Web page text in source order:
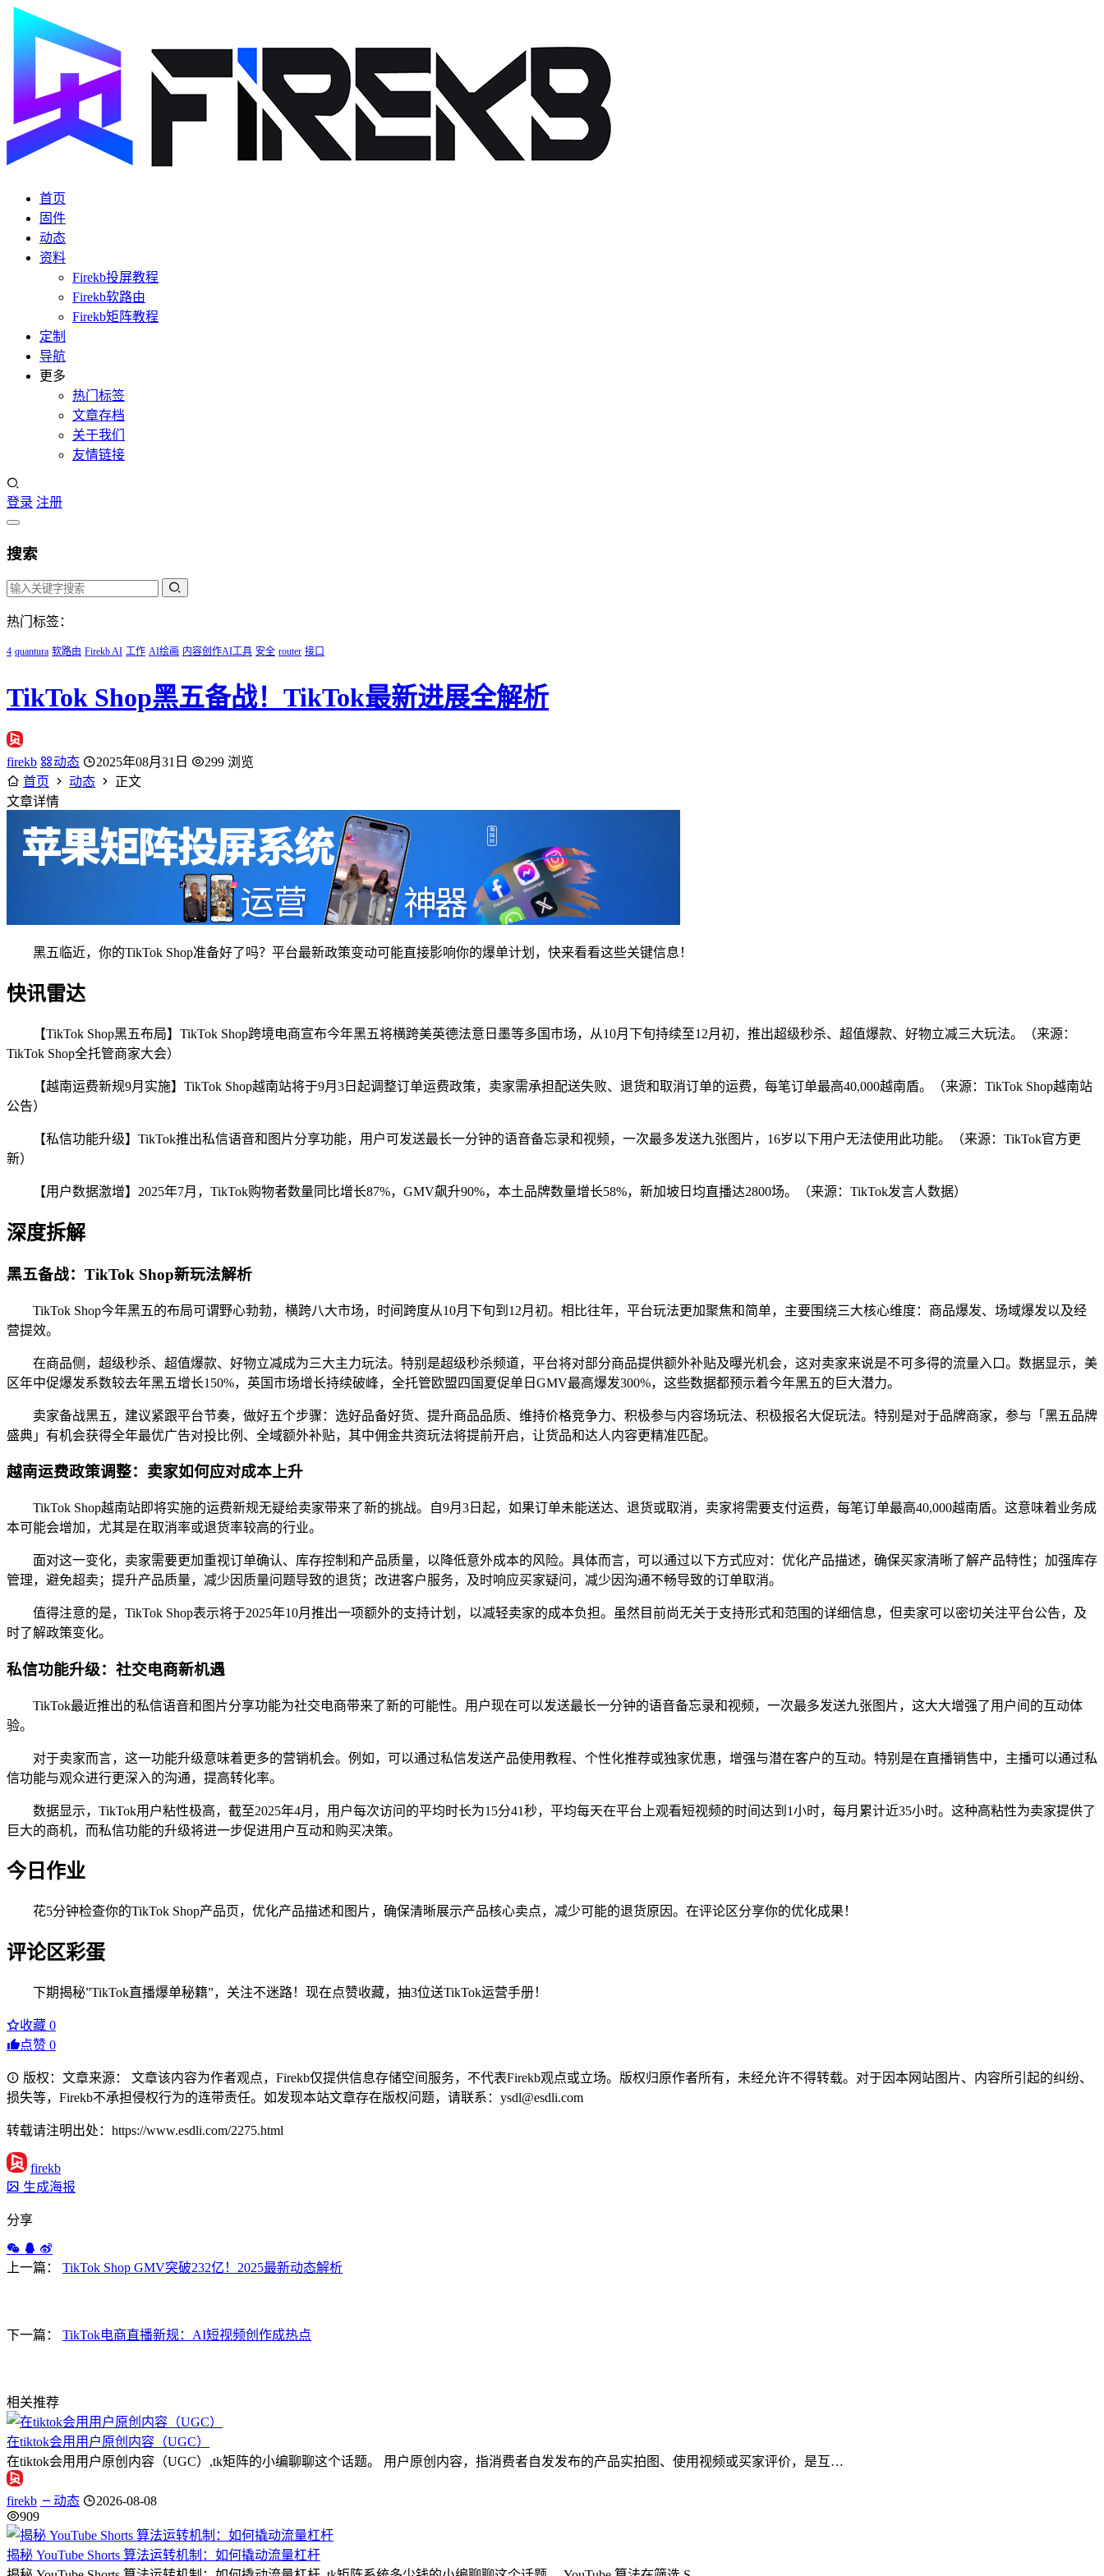
首页
固件
动态
资料
Firekb投屏教程
Firekb软路由
Firekb矩阵教程
定制
导航
更多
热门标签
文章存档
关于我们
友情链接
登录 注册
搜索
热门标签：
4 quantura 软路由 Firekb AI 工作 AI绘画 内容创作AI工具 安全 router 接口
TikTok Shop黑五备战！TikTok最新进展全解析
firekb 动态 2025年08月31日
299 浏览
首页
动态
正文
文章详情
黑五临近，你的TikTok Shop准备好了吗？平台最新政策变动可能直接影响你的爆单计划，快来看看这些关键信息！
快讯雷达
【TikTok Shop黑五布局】TikTok Shop跨境电商宣布今年黑五将横跨美英德法意日墨等多国市场，从10月下旬持续至12月初，推出超级秒杀、超值爆款、好物立减三大玩法。（来源：
TikTok Shop全托管商家大会）
【越南运费新规9月实施】TikTok Shop越南站将于9月3日起调整订单运费政策，卖家需承担配送失败、退货和取消订单的运费，每笔订单最高40,000越南盾。（来源：TikTok Shop越南站
公告）
【私信功能升级】TikTok推出私信语音和图片分享功能，用户可发送最长一分钟的语音备忘录和视频，一次最多发送九张图片，16岁以下用户无法使用此功能。（来源：TikTok官方更
新）
【用户数据激增】2025年7月，TikTok购物者数量同比增长87%，GMV飙升90%，本土品牌数量增长58%，新加坡日均直播达2800场。（来源：TikTok发言人数据）
深度拆解
黑五备战：TikTok Shop新玩法解析
TikTok Shop今年黑五的布局可谓野心勃勃，横跨八大市场，时间跨度从10月下旬到12月初。相比往年，平台玩法更加聚焦和简单，主要围绕三大核心维度：商品爆发、场域爆发以及经
营提效。
在商品侧，超级秒杀、超值爆款、好物立减成为三大主力玩法。特别是超级秒杀频道，平台将对部分商品提供额外补贴及曝光机会，这对卖家来说是不可多得的流量入口。数据显示，美
区年中促爆发系数较去年黑五增长150%，英国市场增长持续破峰，全托管欧盟四国夏促单日GMV最高爆发300%，这些数据都预示着今年黑五的巨大潜力。
卖家备战黑五，建议紧跟平台节奏，做好五个步骤：选好品备好货、提升商品品质、维持价格竞争力、积极参与内容场玩法、积极报名大促玩法。特别是对于品牌商家，参与「黑五品牌
盛典」有机会获得全年最优广告对投比例、全域额外补贴，其中佣金共资玩法将提前开启，让货品和达人内容更精准匹配。
越南运费政策调整：卖家如何应对成本上升
TikTok Shop越南站即将实施的运费新规无疑给卖家带来了新的挑战。自9月3日起，如果订单未能送达、退货或取消，卖家将需要支付运费，每笔订单最高40,000越南盾。这意味着业务成
本可能会增加，尤其是在取消率或退货率较高的行业。
面对这一变化，卖家需要更加重视订单确认、库存控制和产品质量，以降低意外成本的风险。具体而言，可以通过以下方式应对：优化产品描述，确保买家清晰了解产品特性；加强库存
管理，避免超卖；提升产品质量，减少因质量问题导致的退货；改进客户服务，及时响应买家疑问，减少因沟通不畅导致的订单取消。
值得注意的是，TikTok Shop表示将于2025年10月推出一项额外的支持计划，以减轻卖家的成本负担。虽然目前尚无关于支持形式和范围的详细信息，但卖家可以密切关注平台公告，及
时了解政策变化。
私信功能升级：社交电商新机遇
TikTok最近推出的私信语音和图片分享功能为社交电商带来了新的可能性。用户现在可以发送最长一分钟的语音备忘录和视频，一次最多发送九张图片，这大大增强了用户间的互动体
验。
对于卖家而言，这一功能升级意味着更多的营销机会。例如，可以通过私信发送产品使用教程、个性化推荐或独家优惠，增强与潜在客户的互动。特别是在直播销售中，主播可以通过私
信功能与观众进行更深入的沟通，提高转化率。
数据显示，TikTok用户粘性极高，截至2025年4月，用户每次访问的平均时长为15分41秒，平均每天在平台上观看短视频的时间达到1小时，每月累计近35小时。这种高粘性为卖家提供了
巨大的商机，而私信功能的升级将进一步促进用户互动和购买决策。
今日作业
花5分钟检查你的TikTok Shop产品页，优化产品描述和图片，确保清晰展示产品核心卖点，减少可能的退货原因。在评论区分享你的优化成果！
评论区彩蛋
下期揭秘”TikTok直播爆单秘籍”，关注不迷路！现在点赞收藏，抽3位送TikTok运营手册！
收藏 0
点赞 0
版权：文章来源： 文章该内容为作者观点，Firekb仅提供信息存储空间服务，不代表Firekb观点或立场。版权归原作者所有，未经允许不得转载。对于因本网站图片、内容所引起的纠纷、
损失等，Firekb不承担侵权行为的连带责任。如发现本站文章存在版权问题，请联系：ysdl@esdli.com
转载请注明出处：https://www.esdli.com/2275.html
firekb
生成海报
分享
上一篇： TikTok Shop GMV突破232亿！2025最新动态解析
下一篇： TikTok电商直播新规：AI短视频创作成热点
相关推荐
在tiktok会用用户原创内容（UGC）
在tiktok会用用户原创内容（UGC）,tk矩阵的小编聊聊这个话题。 用户原创内容，指消费者自发发布的产品实拍图、使用视频或买家评价，是互…
firekb 动态
2026-08-08
909
揭秘 YouTube Shorts 算法运转机制：如何撬动流量杠杆